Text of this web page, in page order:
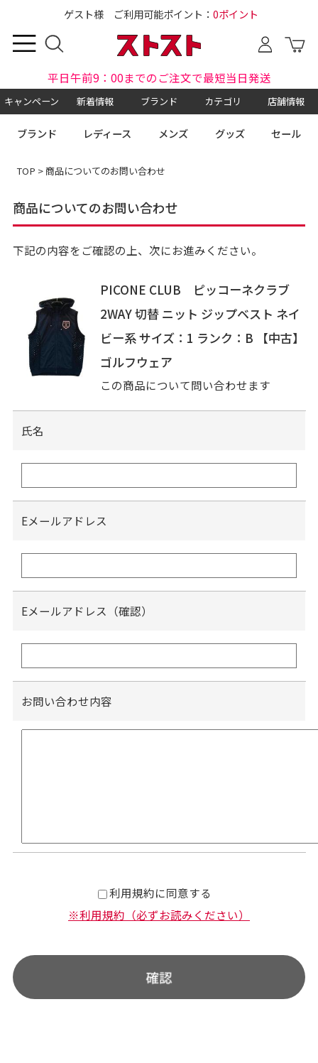
ゲスト様 ご利用可能ポイント： 0ポイント
平日午前9：00までのご注文で最短当日発送
キャンペーン 新着情報 ブランド カテゴリ 店舗情報
ブランド レディース メンズ グッズ セール
TOP > 商品についてのお問い合わせ
商品についてのお問い合わせ
下記の内容をご確認の上、次にお進みください。
PICONE CLUB ピッコーネクラブ
2WAY 切替 ニット ジップベスト ネイ
ビー系 サイズ：1 ランク：B 【中古】
ゴルフウェア
この商品について問い合わせます
氏名
Eメールアドレス
Eメールアドレス（確認）
お問い合わせ内容
利用規約に同意する
※利用規約（必ずお読みください）